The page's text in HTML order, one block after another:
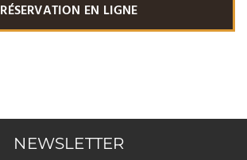
RÉSERVATION EN LIGNE
NEWSLETTER